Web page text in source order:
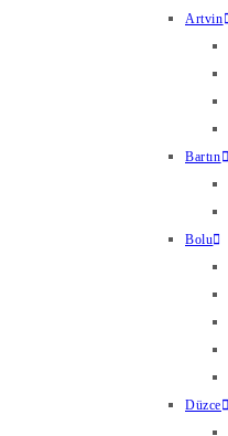
Artvin
Bartın
Bolu
Düzce